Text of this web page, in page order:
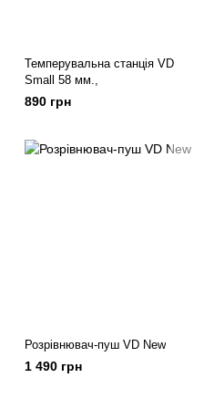
Темперувальна станція VD
Small 58 мм.,
890 грн
Розрівнювач-пуш VD New
1 490 грн